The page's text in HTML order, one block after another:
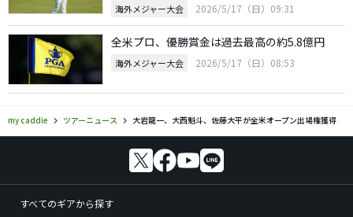
海外メジャー大会 2026/5/17（日）09:31
全米プロ、優勝賞金は過去最高の約5.8億円
海外メジャー大会 2026/5/17（日）08:53
my caddie ツアーニュース 大岩龍一、大西魁斗、佐藤大平が全米オープン出場権獲得
すべてのギアから探す